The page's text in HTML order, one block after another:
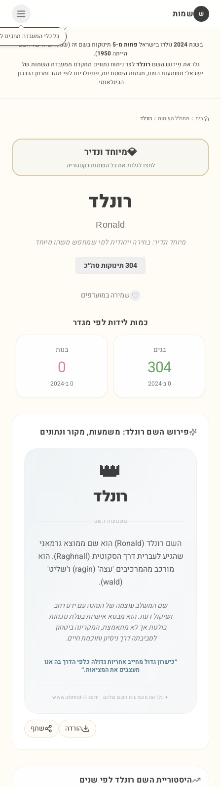
שׁ שמות
כל כלי המעבדה מחכים
בשנת2024נולדו בישראל פחות מ-5 תינוקות בשם זה(שנת השיא של השם
הייתה1950
).
גלו את פירוש השםרונלדלצד ניתוח נתונים מתקדם ממעבדת השמות של
ישראל: משמעות השם, מגמות היסטוריות, פופולריות לפי מגזר ומבחן הדרכון
הבינלאומי.
בית מחולל השמות רונלד
💎מיוחד ונדיר
לחצו לגלות את כל השמות בקטגוריה
רונלד
Ronald
מיוחד ונדיר: בחירה ייחודית למי שמחפש משהו מיוחד
304תינוקות סה״כ
שמירה במועדפים
כמות לידות לפי מגדר
בנים
304
0ב-2024
בנות
0
0ב-2024
פירוש השם רונלד: משמעות, מקור ונתונים
👑
רונלד
משמעות השם
השם רונלד (Ronald) הוא שם ממוצא גרמאני
שהגיע לעברית דרך הסקוטית (Raghnall). הוא
מורכב מהמרכיבים 'עצה' (ragin) ו'שליט'
(wald).
שם המשלב עוצמה של הנהגה עם ידע רחב
ושיקול דעת. הוא מבטא אישיות בעלת נוכחות
בולטת אך לא מתאמצת, המקרינה ביטחון
לסביבתה דרך ניסיון וחוכמת חיים.
״כישרון גדול מחייב אחריות גדולה כלפי הדרך בה אנו
מעצבים את המציאות.״
✦ גלו את משמעות השם שלכם · www.shmot-il.com
הורדה שתף
היסטוריית השם רונלדלפי שנים